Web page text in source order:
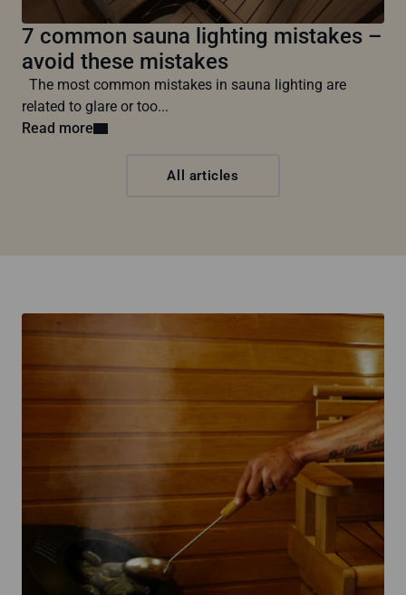
7 common sauna lighting mistakes –
avoid these mistakes
The most common mistakes in sauna lighting are
related to glare or too...
Read more
All articles